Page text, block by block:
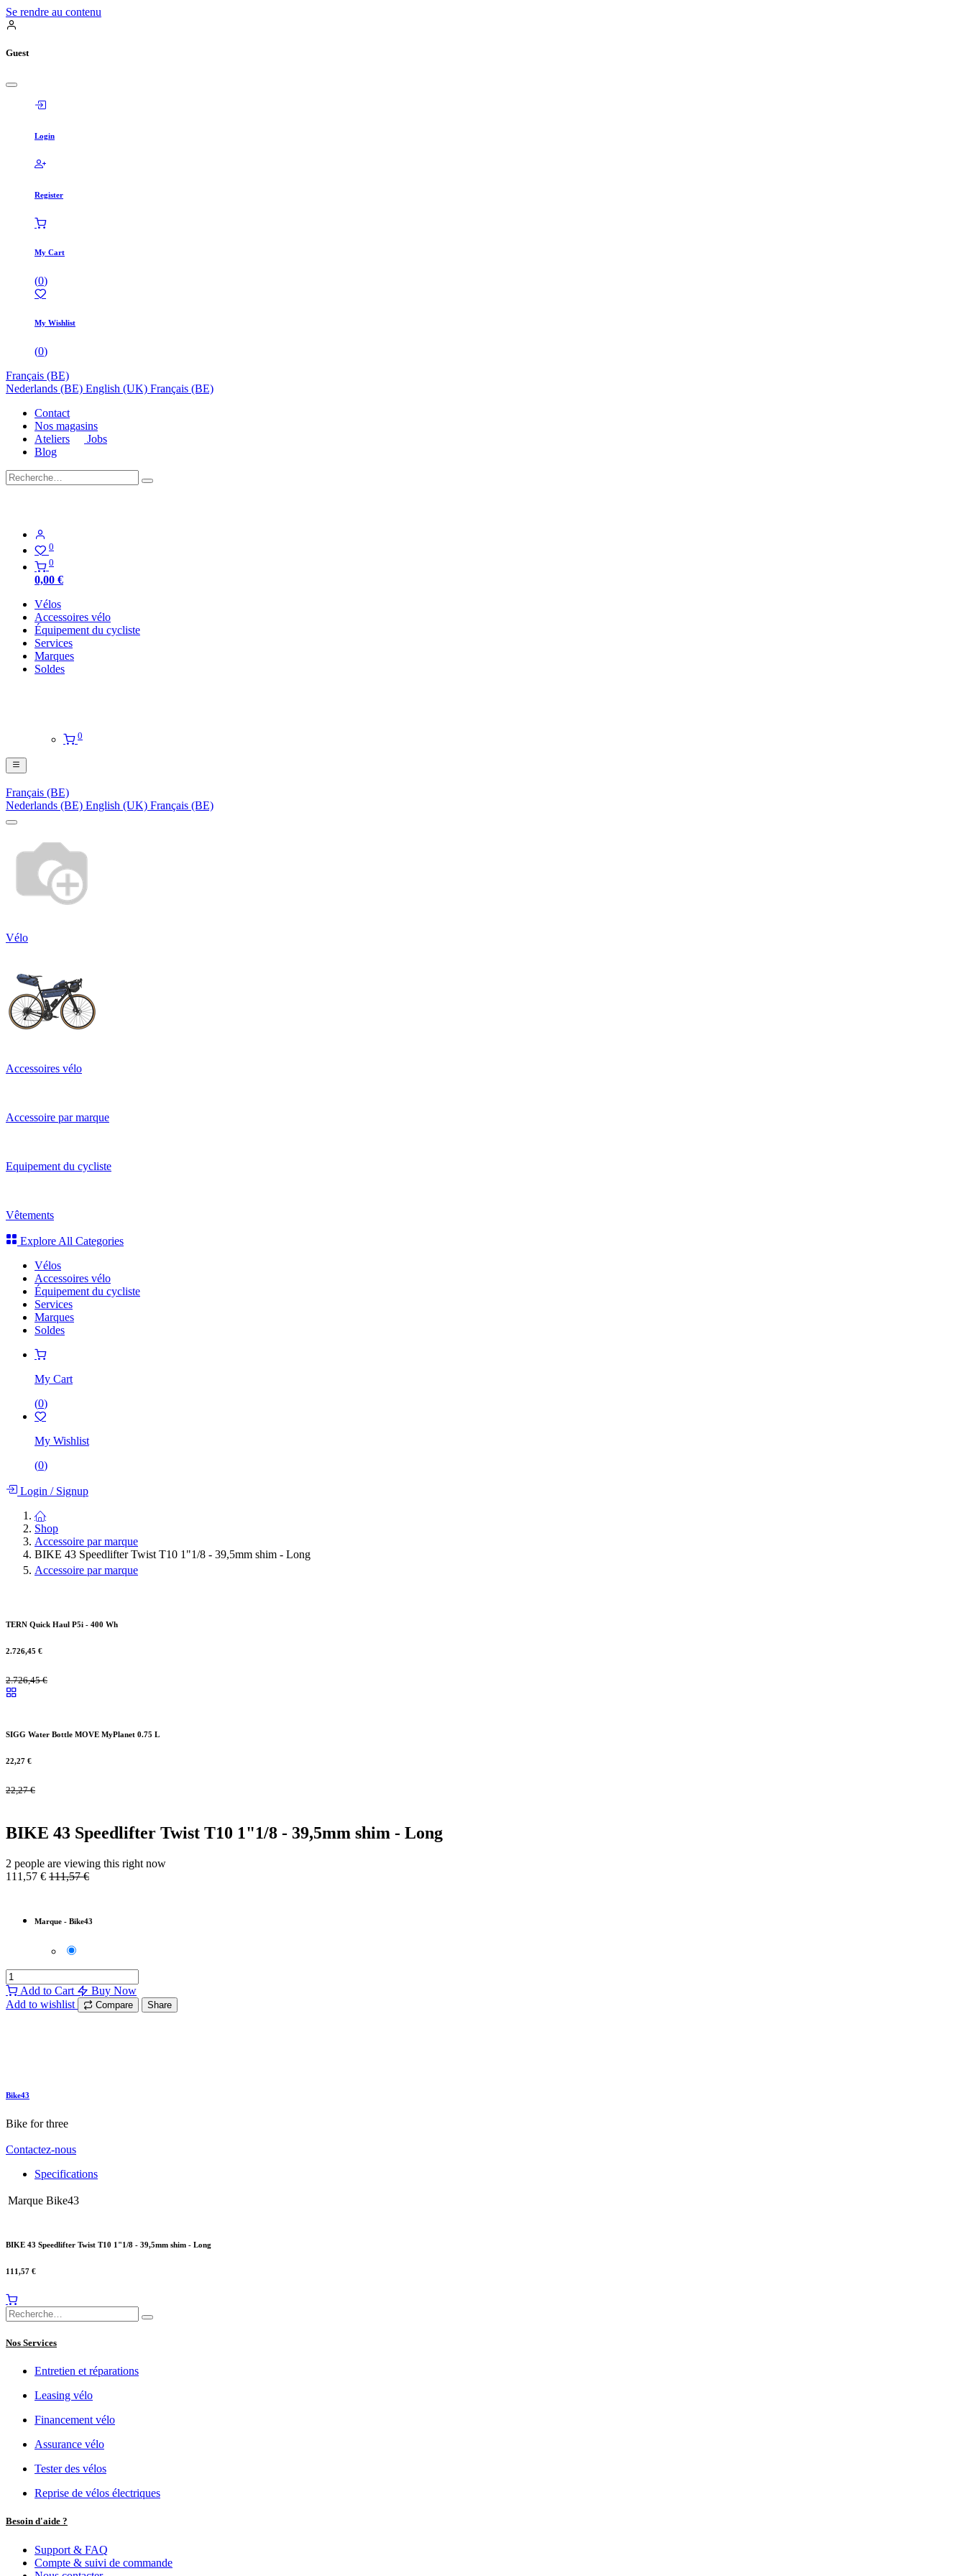
Se rendre au contenu
Guest
Login
Register
My Cart
(0)
My Wishlist
(0)
Français (BE)
Nederlands (BE) English (UK) Français (BE)
Contact
Nos magasins
Ateliers
Jobs
Blog
0
0
0,00 €
Vélos
Accessoires vélo
Équipement du cycliste
Services
Marques
Soldes
0
Français (BE)
Nederlands (BE) English (UK) Français (BE)
Vélo
Accessoires vélo
Accessoire par marque
Equipement du cycliste
Vêtements
Explore All Categories
Vélos
Accessoires vélo
Équipement du cycliste
Services
Marques
Soldes
My Cart
(0)
My Wishlist
(0)
Login /Signup
Shop
Accessoire par marque
BIKE 43 Speedlifter Twist T10 1"1/8 - 39,5mm shim - Long
Accessoire par marque
TERN Quick Haul P5i - 400 Wh
2.726,45 €
2.726,45€
SIGG Water Bottle MOVE MyPlanet 0.75 L
22,27 €
22,27€
BIKE 43 Speedlifter Twist T10 1"1/8 - 39,5mm shim - Long
2 people are viewing this right now
111,57 € 111,57€
Marque - Bike43
Add to Cart
Buy Now
Add to wishlist
Compare Share
Bike43
Bike for three
Contactez-nous
Specifications
Marque Bike43
BIKE 43 Speedlifter Twist T10 1"1/8 - 39,5mm shim - Long
111,57 €
Nos Services
Entretien et réparations
Leasing vélo
Financement vélo
Assurance vélo
Tester des vélos
Reprise de vélos électriques
Besoin d'aide ?
Support & FAQ
Compte & suivi de commande